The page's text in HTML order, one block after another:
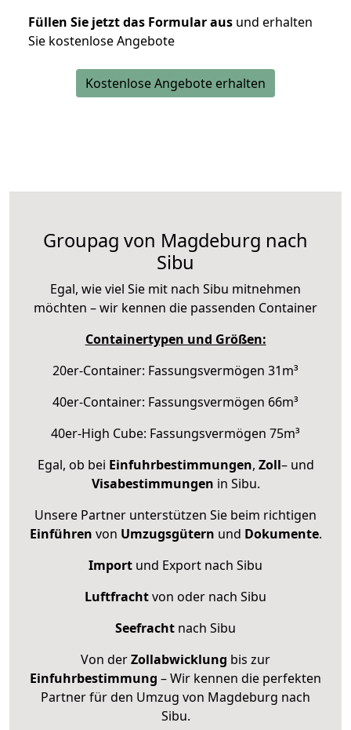
Füllen Sie jetzt das Formular aus und erhalten
Sie kostenlose Angebote
Kostenlose Angebote erhalten
Groupag von Magdeburg nach
Sibu
Egal, wie viel Sie mit nach Sibu mitnehmen
möchten – wir kennen die passenden Container
Containertypen und Größen:
20er-Container: Fassungsvermögen 31m³
40er-Container: Fassungsvermögen 66m³
40er-High Cube: Fassungsvermögen 75m³
Egal, ob bei Einfuhrbestimmungen, Zoll– und
Visabestimmungen in Sibu.
Unsere Partner unterstützen Sie beim richtigen
Einführen von Umzugsgütern und Dokumente.
Import und Export nach Sibu
Luftfrachtvon oder nach Sibu
Seefracht nach Sibu
Von derZollabwicklung bis zur
Einfuhrbestimmung – Wir kennen die perfekten
Partner für den Umzug von Magdeburg nach
Sibu.